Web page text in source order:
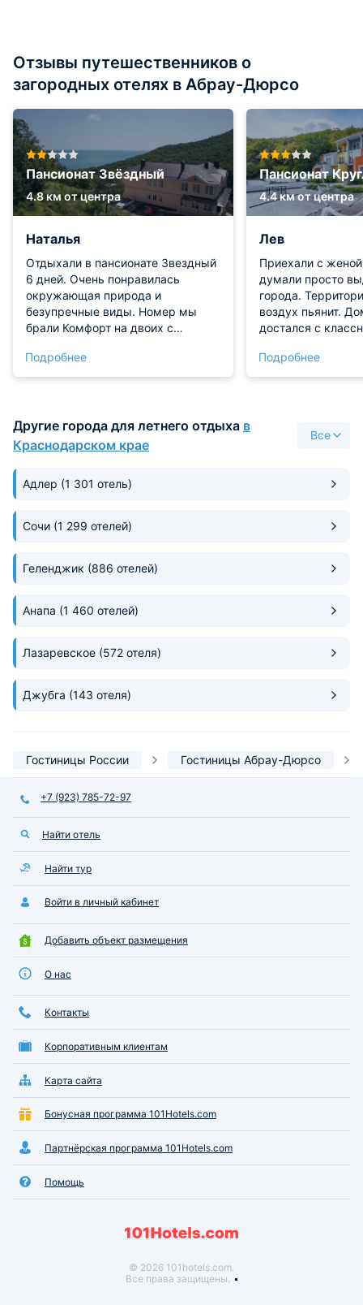
Отзывы путешественников о
загородных отелях в Абрау-Дюрсо
Пансионат Звёздный
4.8 км от центра
Наталья
Отдыхали в пансионате Звездный
6 дней. Очень понравилась
окружающая природа и
безупречные виды. Номер мы
брали Комфорт на двоих с
открывается как раз на море.
Ванная комната своя в номере
предлагаются к посещению. А
пляж пансионата недалеко, и он
свой, как раз для постояльцев.
Подробнее
Пансионат
4.4 км от центра
Лев
Приехали с
думали просто
города.
воздух пьянит.
достался с
вином из Абрау,
Красота
Подробнее
Другие города для летнего отдыха в
Краснодарском крае
Все
Адлер (1 301 отель)
Сочи (1 299 отелей)
Геленджик (886 отелей)
Анапа (1 460 отелей)
Лазаревское (572 отеля)
Джубга (143 отеля)
Гостиницы России Гостиницы Абрау-Дюрсо
+7 (923) 785-72-97
Найти отель
Найти тур
Войти в личный кабинет
Добавить объект размещения
О нас
Контакты
Корпоративным клиентам
Карта сайта
Бонусная программа 101Hotels.com
Партнёрская программа 101Hotels.com
Помощь
© 2026 101hotels.com.
Все права защищены.